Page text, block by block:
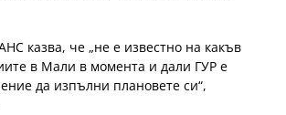
казва, че „не е известно на какъв
в Мали в момента и дали ГУР е
да изпълни плановете си“,